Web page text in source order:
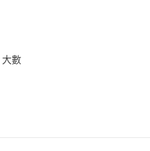
大數